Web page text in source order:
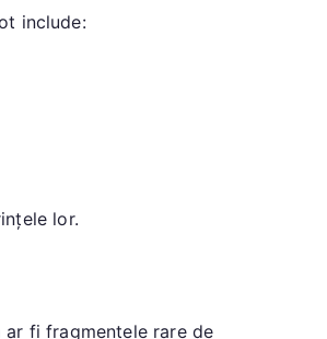
include:
lor.
fi fragmentele rare de